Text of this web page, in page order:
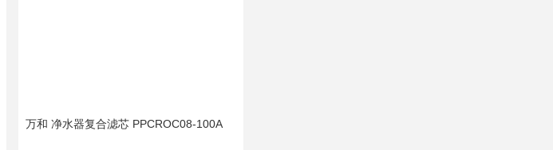
万和 净水器复合滤芯 PPCROC08-100A